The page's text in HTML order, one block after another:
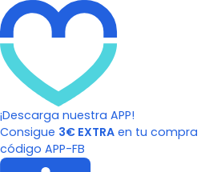
¡Descarga nuestra APP!
Consigue 3€ EXTRA en tu compra
código APP-FB